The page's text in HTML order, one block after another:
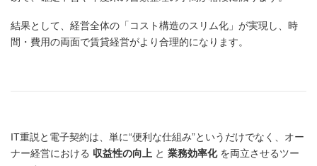
結果として、経営全体の「コスト構造のスリム化」が実現し、時
間・費用の両面で賃貸経営がより合理的になります。
IT重説と電子契約は、単に“便利な仕組み”というだけでなく、オー
ナー経営における 収益性の向上 と 業務効率化を両立させるツー